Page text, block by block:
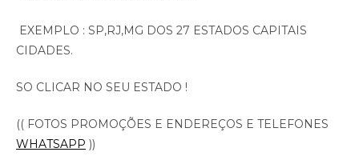
EXEMPLO : SP,RJ,MG DOS 27 ESTADOS CAPITAIS
CIDADES.
SO CLICAR NO SEU ESTADO !
(( FOTOS PROMOÇÕES E ENDEREÇOS E TELEFONES
WHATSAPP ))